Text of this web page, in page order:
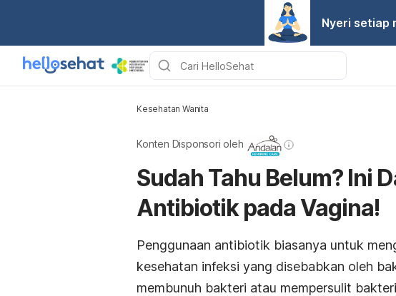
Nyeri setiap
Kesehatan Wanita
Konten Disponsori oleh
Sudah Tahu Belum? Ini
Antibiotik pada Vagina!
Penggunaan antibiotik biasanya untuk
kesehatan infeksi yang disebabkan oleh
membunuh bakteri atau mempersulit